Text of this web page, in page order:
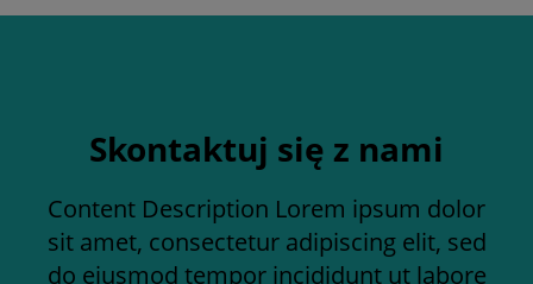
Skontaktuj się z nami
Content Description Lorem ipsum dolor
sit amet, consectetur adipiscing elit, sed
do eiusmod tempor incididunt ut labore